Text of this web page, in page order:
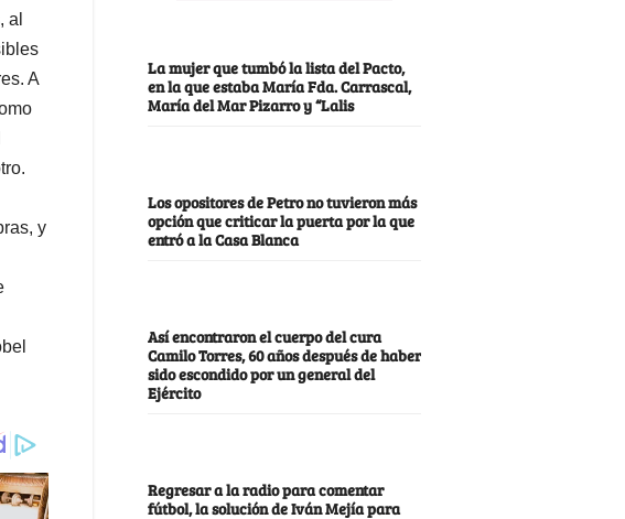
al
A
y
La mujer que tumbó la lista del Pacto,
en la que estaba María Fda. Carrascal,
María del Mar Pizarro y “Lalis
Los opositores de Petro no tuvieron más
opción que criticar la puerta por la que
entró a la Casa Blanca
Así encontraron el cuerpo del cura
Camilo Torres, 60 años después de haber
sido escondido por un general del
Ejército
Regresar a la radio para comentar
fútbol, la solución de Iván Mejía para